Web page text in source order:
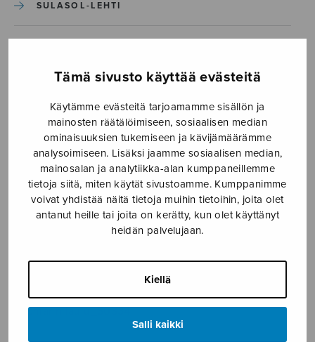
Tämä sivusto käyttää evästeitä
Käytämme evästeitä tarjoamamme sisällön ja
mainosten räätälöimiseen, sosiaalisen median
ominaisuuksien tukemiseen ja kävijämäärämme
analysoimiseen. Lisäksi jaamme sosiaalisen median,
mainosalan ja analytiikka-alan kumppaneillemme
tietoja siitä, miten käytät sivustoamme. Kumppanimme
voivat yhdistää näitä tietoja muihin tietoihin, joita olet
antanut heille tai joita on kerätty, kun olet käyttänyt
heidän palvelujaan.
Kiellä
Salli kaikki
SULASOL-LEHTI
KONSERTIT
TAPAHTUMAT
ILMOITA TAPAHTUMA
Etusivu Media › Juomarin laulu_S0334
8.1.2020
Juomarin laulu_S0334